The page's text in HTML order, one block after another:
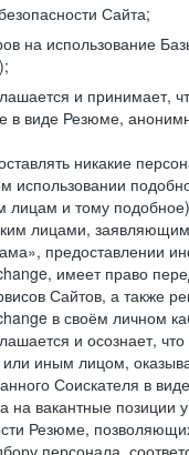
Сайта;
на использование
и принимает,
виде Резюме,
никакие
и тому
лицами,
предоставлении
имеет право
Сайтов, а также
в своём личном
и осознает,
или иным лицом,
Соискателя в
на вакантные позиции
Резюме,
персонала,